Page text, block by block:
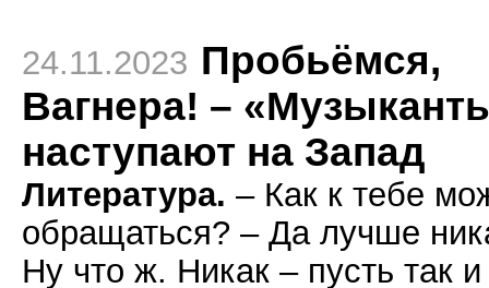
24.11.2023 Пробьёмся,
Вагнера! –
наступают на Запад
Литература. – Как к тебе
обращаться? – Да лучше
Ну что ж. Никак – пусть так и